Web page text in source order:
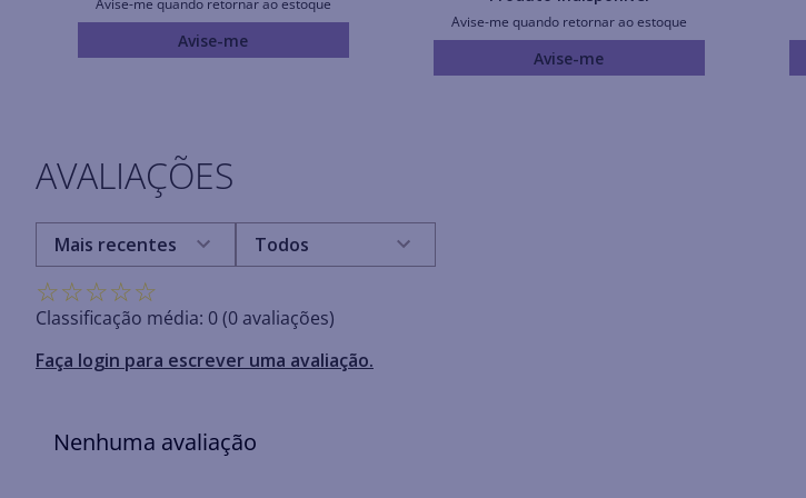
Avise-me quando retornar ao estoque
Avise-me
Avise-me quando retornar ao estoque
Avise-me
AVALIAÇÕES
☆☆☆☆☆
Classificação média: 0(0 avaliações)
Faça login para escrever uma avaliação.
Mais recentes Todos
Nenhuma avaliação